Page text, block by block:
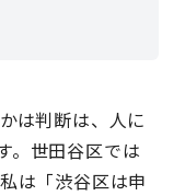
は判断は、人に
。世田谷区では
は「渋谷区は申